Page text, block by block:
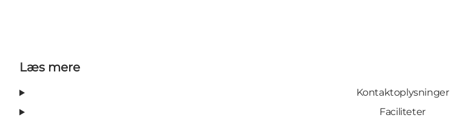
Læs mere
Kontaktoplysninger
Faciliteter